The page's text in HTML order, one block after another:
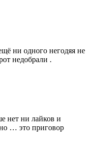
ни одного негодяя не
недобрали .
нет ни лайков и
… это приговор